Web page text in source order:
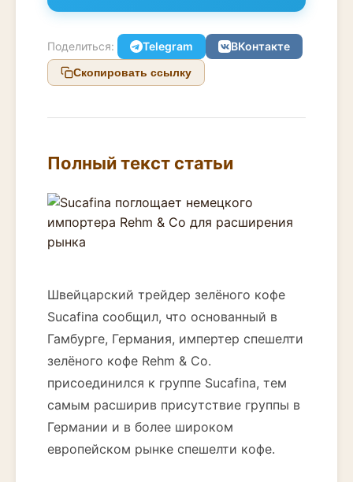
Поделиться: Telegram ВКонтакте
Скопировать ссылку
Полный текст статьи
Швейцарский трейдер зелёного кофе
Sucafina сообщил, что основанный в
Гамбурге, Германия, импертер спешелти
зелёного кофе Rehm & Co.
присоединился к группе Sucafina, тем
самым расширив присутствие группы в
Германии и в более широком
европейском рынке спешелти кофе.